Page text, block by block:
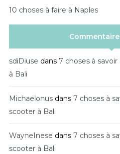
10 choses à faire à Naples
sdiDiuse dans 7 choses à
à Bali
Michaelonus dans 7 choses à
scooter à Bali
WayneInese dans 7 choses à
scooter à Bali